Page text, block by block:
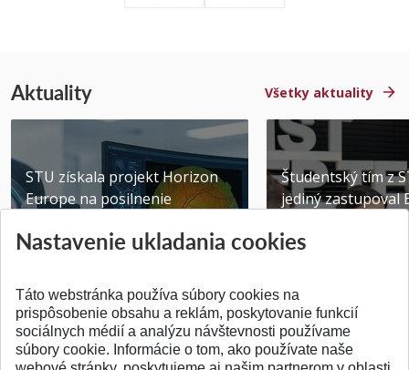
Aktuality Všetky aktuality
STU získala projekt Horizon
Europe na posilnenie
Publikované 31.07.2026
Študentský tím z
jediný zastupoval
Publikované
Nastavenie ukladania cookies
Táto webstránka používa súbory cookies na
prispôsobenie obsahu a reklám, poskytovanie funkcií
sociálnych médií a analýzu návštevnosti používame
súbory cookie. Informácie o tom, ako používate naše